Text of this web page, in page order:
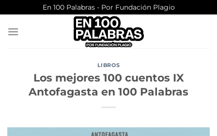
al
contenido
En 100 Palabras - Por Fundación Plagio
LIBROS
Los mejores 100 cuentos IX
Antofagasta en 100 Palabras